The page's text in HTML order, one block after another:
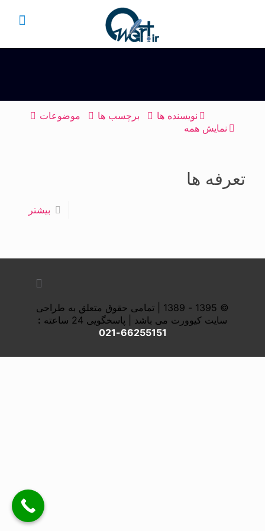
موضوعات برچسب ها
نویسنده ها
نمایش همه
تعرفه ها
بیشتر
© 1395 - 1389 | تمامی حقوق متعلق به طراحی
سایت کیوورت می باشد | پاسخگویی 24 ساعته
:
66255151-021